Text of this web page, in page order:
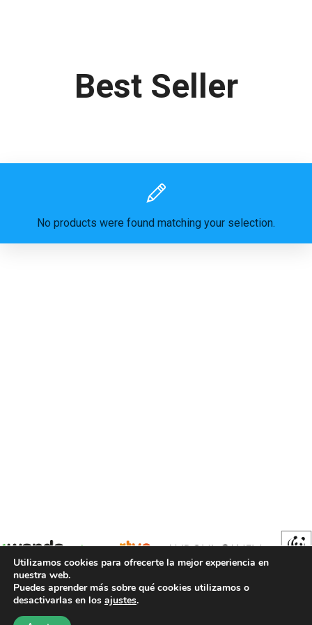
Best Seller
No products were found matching your selection.
Utilizamos cookies para ofrecerte la mejor experiencia en
nuestra web.
Puedes aprender más sobre qué cookies utilizamos o
desactivarlas en los ajustes.